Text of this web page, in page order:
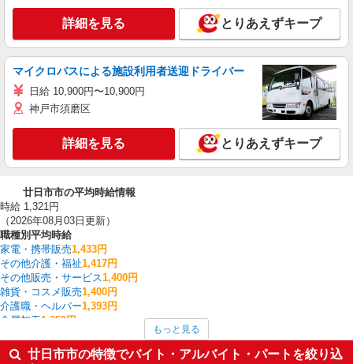
詳細を見る とりあえずキープ
マイクロバスによる施設利用者送迎ドライバー
日給 10,900円〜10,900円
神戸市須磨区
詳細を見る とりあえずキープ
廿日市市の平均時給情報
時給 1,321円
（2026年08月03日更新）
職種別平均時給
家電・携帯販売1,433円
その他介護・福祉1,417円
その他販売・サービス1,400円
雑貨・コスメ販売1,400円
介護職・ヘルパー1,393円
金属加工1,350円
1,350円
看護師・保健師・看護助手・助産師
1,331円
もっと見る
廿日市市の特徴でバイト・アルバイト・パートを絞り込